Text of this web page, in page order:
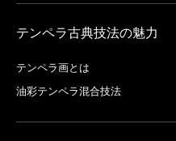
テンペラ古典技法の魅力
テンペラ画とは
油彩テンペラ混合技法